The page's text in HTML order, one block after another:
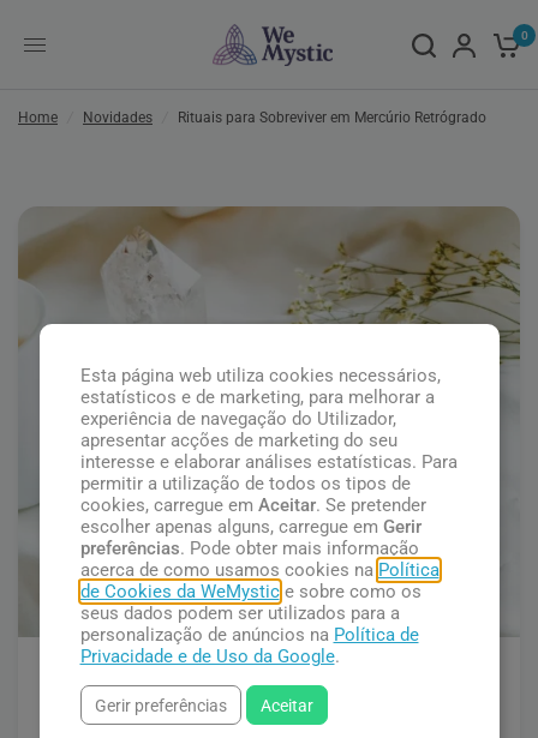
0
Home Novidades Rituais para Sobreviver em Mercúrio Retrógrado
Rituais para Sobreviver em
Mercúrio Retrógrado
Esta página web utiliza cookies necessários,
estatísticos e de marketing, para melhorar a
experiência de navegação do Utilizador,
apresentar acções de marketing do seu
interesse e elaborar análises estatísticas. Para
permitir a utilização de todos os tipos de
cookies, carregue em Aceitar. Se pretender
escolher apenas alguns, carregue em Gerir
preferências. Pode obter mais informação
acerca de como usamos cookies na Política
de Cookies da WeMystice sobre como os
seus dados podem ser utilizados para a
personalização de anúncios na Política de
Privacidade e de Uso da Google.
Gerir preferências Aceitar